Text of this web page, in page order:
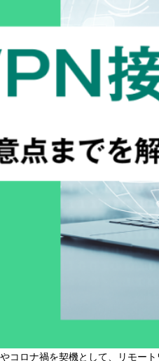
ロナ禍を契機として、リモー